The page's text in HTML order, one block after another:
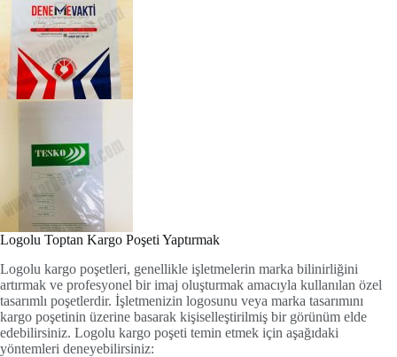
Logolu Toptan Kargo Poşeti Yaptırmak
Logolu kargo poşetleri, genellikle işletmelerin marka bilinirliğini
artırmak ve profesyonel bir imaj oluşturmak amacıyla kullanılan özel
tasarımlı poşetlerdir. İşletmenizin logosunu veya marka tasarımını
kargo poşetinin üzerine basarak kişiselleştirilmiş bir görünüm elde
edebilirsiniz. Logolu kargo poşeti temin etmek için aşağıdaki
yöntemleri deneyebilirsiniz: